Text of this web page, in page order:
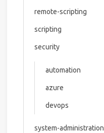
remote-scripting
scripting
security
automation
azure
devops
system-administration